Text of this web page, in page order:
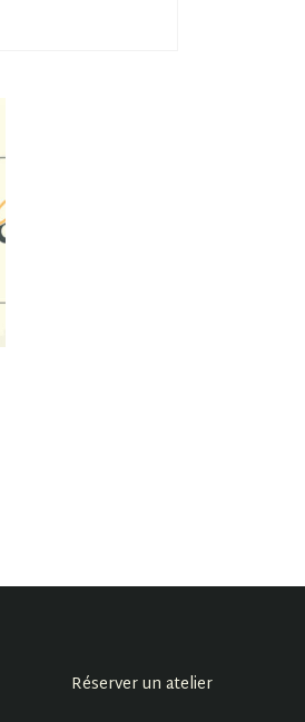
Réserver un atelier